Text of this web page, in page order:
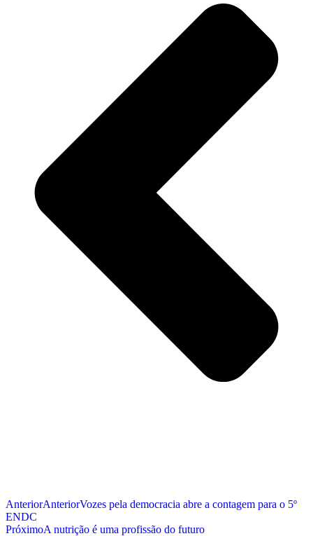
AnteriorAnteriorVozes pela democracia abre a contagem para o 5º
ENDC
PróximoA nutrição é uma profissão do futuro